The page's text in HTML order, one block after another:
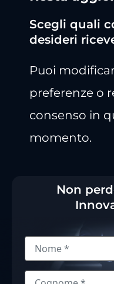
Scegli quali
desideri
Puoi
preferenze o
consenso in
momento.
Non